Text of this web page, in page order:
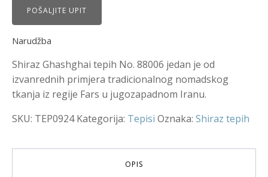
POŠALJITE UPIT
Narudžba
Shiraz Ghashghai tepih No. 88006 jedan je od
izvanrednih primjera tradicionalnog nomadskog
tkanja iz regije Fars u jugozapadnom Iranu.
SKU: TEP0924 Kategorija: Tepisi Oznaka: Shiraz tepih
OPIS